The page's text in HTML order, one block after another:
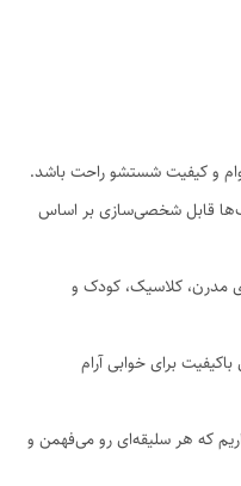
قابل شخصی‌سازی بر اساس
مدرن، کلاسیک، کودک و
برای خوابی آرام
که هر سلیقه‌ای رو می‌فهمن و